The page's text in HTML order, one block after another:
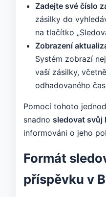
Zadejte své číslo
zásilky do
na tlačítko
Zobrazení
Systém zobrazí
vaší zásilky,
odhadovaného
Pomocí tohoto
snadno sledovat svůj
informováni o jeho
Formát
příspěvku v